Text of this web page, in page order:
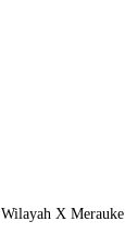
X Merauke